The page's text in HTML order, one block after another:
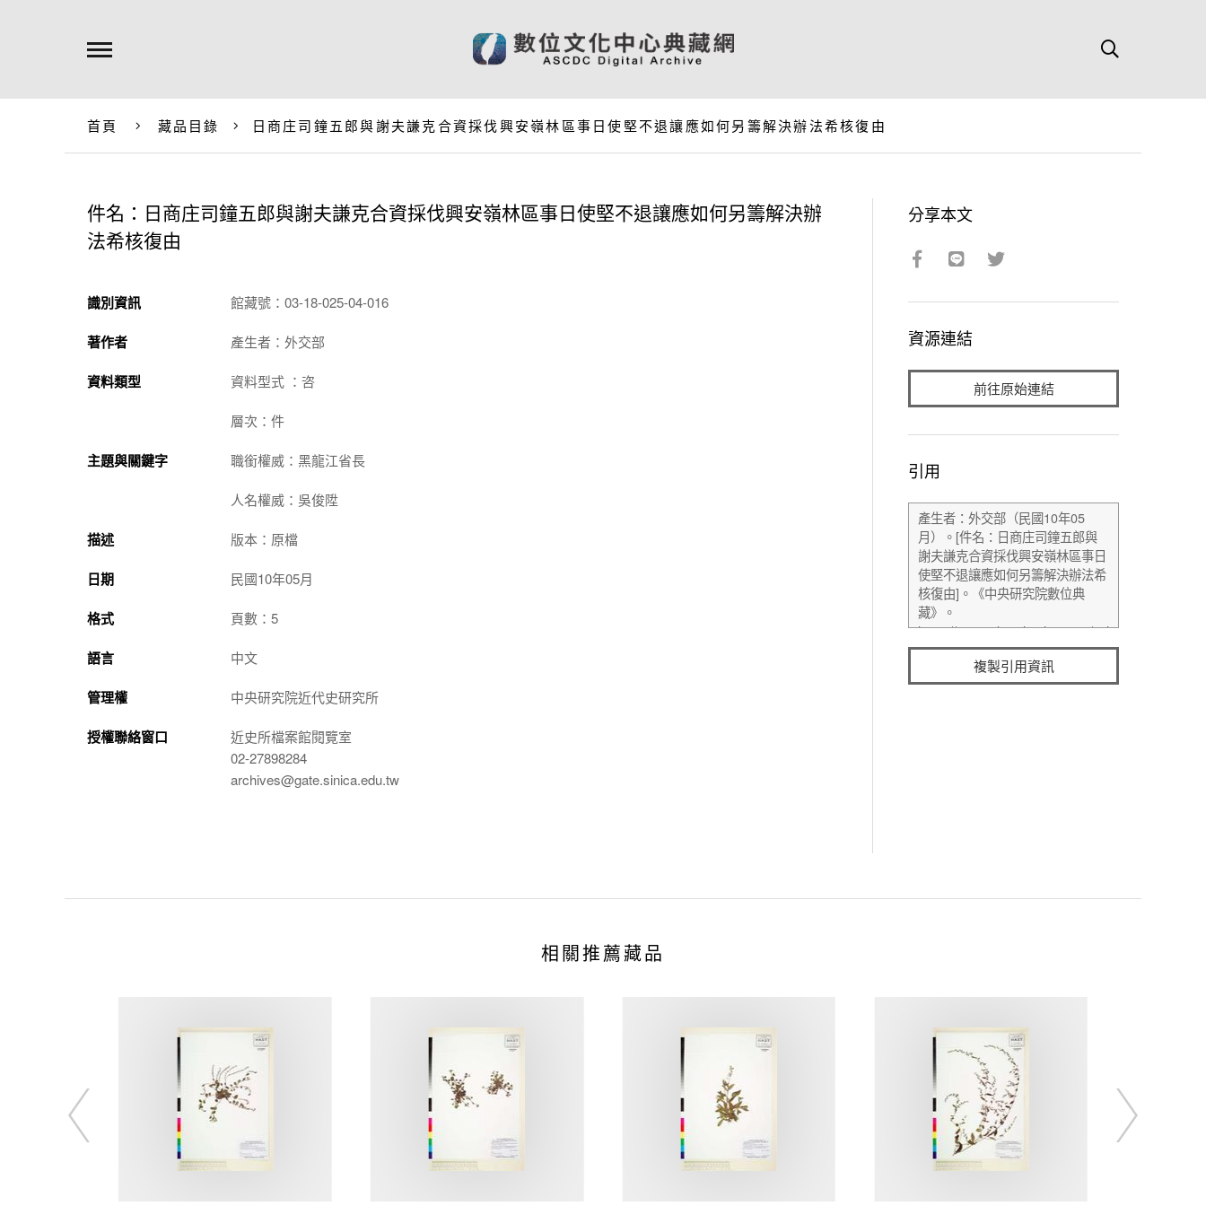
首頁 藏品目錄 日商庄司鐘五郎與謝夫謙克合資採伐興安嶺林區事日使堅不退讓應如何另籌解決辦法希核復由
件名：日商庄司鐘五郎與謝夫謙克合資採伐興安嶺林區事日使堅不退讓應如何另籌解決辦
法希核復由
識別資訊 館藏號：03-18-025-04-016
著作者 產生者：外交部
資料類型 資料型式 ：咨
層次：件
主題與關鍵字 職銜權威：黑龍江省長
人名權威：吳俊陞
描述 版本：原檔
日期 民國10年05月
格式 頁數：5
語言 中文
管理權 中央研究院近代史研究所
授權聯絡窗口
近史所檔案館閱覽室
02-27898284
archives@gate.sinica.edu.tw
分享本文
資源連結
前往原始連結
引用
複製引用資訊
相關推薦藏品